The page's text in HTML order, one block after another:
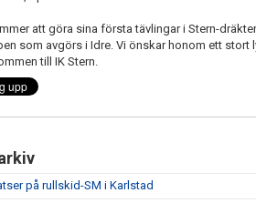
att göra sina första tävlingar i Stern-
som avgörs i Idre. Vi önskar honom ett stort
till IK Stern.
på rullskid-SM i Karlstad